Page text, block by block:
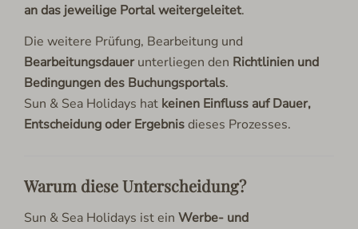
an das jeweilige Portal weitergeleitet.
Die weitere Prüfung, Bearbeitung und
Bearbeitungsdauerunterliegen den Richtlinien und
Bedingungen des Buchungsportals.
Sun & Sea Holidays hat keinen Einfluss auf Dauer,
Entscheidung oder Ergebnisdieses Prozesses.
Warum diese Unterscheidung?
Sun & Sea Holidays ist einWerbe- und